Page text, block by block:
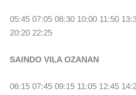
05:45 07:05 08:30 10:00 11:50
20:20 22:25
SAINDO VILA OZANAN
06:15 07:45 09:15 11:05 12:45